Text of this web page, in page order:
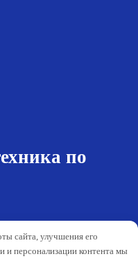
по
сайта, улучшения его
и персонализации контента мы